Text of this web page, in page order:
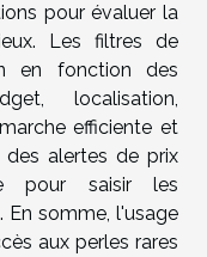
pour évaluer la
Les filtres de
en fonction des
localisation,
efficiente et
des alertes de prix
pour saisir les
somme, l'usage
aux perles rares